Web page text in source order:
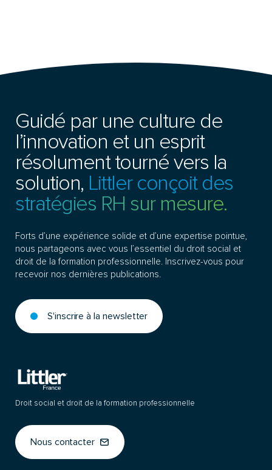
Guidé par une culture de
l’innovation et un esprit
résolument tourné vers la
solution, Littler conçoit des
stratégies RH sur mesure.
Forts d’une expérience solide et d’une expertise pointue,
nous partageons avec vous l’essentiel du droit social et
droit de la formation professionnelle. Inscrivez-vous pour
recevoir nos dernières publications.
S'inscrire à la newsletter
Droit social et droit de la formation professionnelle
Nous contacter